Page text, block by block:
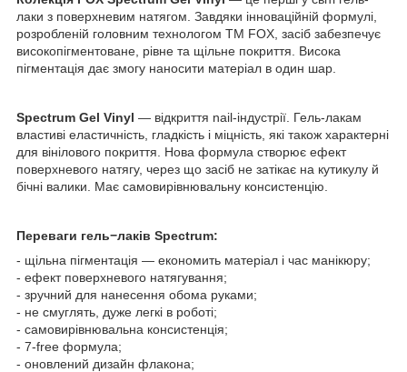
лаки з поверхневим натягом. Завдяки інноваційній формулі,
розробленій головним технологом ТМ FOX, засіб забезпечує
високопігментоване, рівне та щільне покриття. Висока
пігментація дає змогу наносити матеріал в один шар.
Spectrum Gel Vinyl — відкриття nail-індустрії. Гель-лакам
властиві еластичність, гладкість і міцність, які також характерні
для вінілового покриття. Нова формула створює ефект
поверхневого натягу, через що засіб не затікає на кутикулу й
бічні валики. Має самовирівнювальну консистенцію.
Переваги гель−лаків Spectrum:
- щільна пігментація — економить матеріал і час манікюру;
- ефект поверхневого натягування;
- зручний для нанесення обома руками;
- не смуглять, дуже легкі в роботі;
- самовирівнювальна консистенція;
- 7-free формула;
- оновлений дизайн флакона;